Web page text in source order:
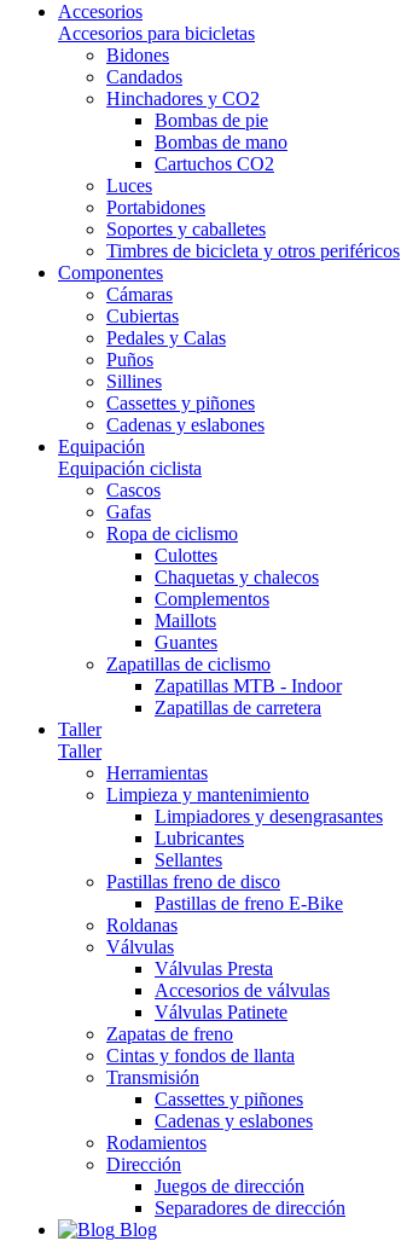
Accesorios
Accesorios para bicicletas
Bidones
Candados
Hinchadores y CO2
Bombas de pie
Bombas de mano
Cartuchos CO2
Luces
Portabidones
Soportes y caballetes
Timbres de bicicleta y otros periféricos
Componentes
Cámaras
Cubiertas
Pedales y Calas
Puños
Sillines
Cassettes y piñones
Cadenas y eslabones
Equipación
Equipación ciclista
Cascos
Gafas
Ropa de ciclismo
Culottes
Chaquetas y chalecos
Complementos
Maillots
Guantes
Zapatillas de ciclismo
Zapatillas MTB - Indoor
Zapatillas de carretera
Taller
Taller
Herramientas
Limpieza y mantenimiento
Limpiadores y desengrasantes
Lubricantes
Sellantes
Pastillas freno de disco
Pastillas de freno E-Bike
Roldanas
Válvulas
Válvulas Presta
Accesorios de válvulas
Válvulas Patinete
Zapatas de freno
Cintas y fondos de llanta
Transmisión
Cassettes y piñones
Cadenas y eslabones
Rodamientos
Dirección
Juegos de dirección
Separadores de dirección
Blog